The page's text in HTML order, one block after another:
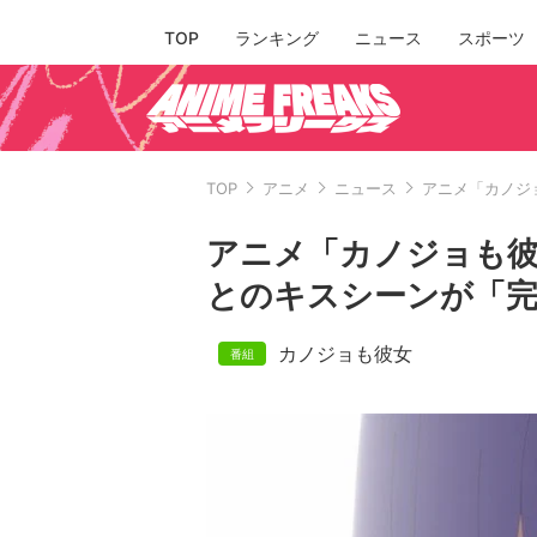
TOP ランキング ニュース スポーツ
TOP アニメ ニュース アニメ「カノ
アニメ「カノジョも
とのキスシーンが「
カノジョも彼女